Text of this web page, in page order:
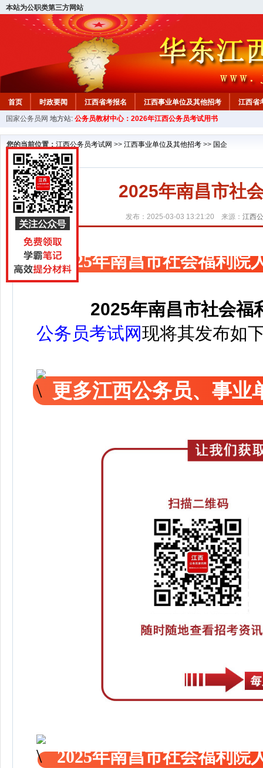
本站为公职类第三方网站
首页 时政要闻 江西省考报名 江西事业单位及其他招考 江西省
教材中心
国家公务员网 地方站: 公务员教材中心：2026年江西公务员考试用书
您的当前位置： 江西公务员考试网 >> 江西事业单位及其他招考 >> 国企
2025年南昌市社
发布：2025-03-03 13:21:20 来源： 江西
2025年南昌市社会福利院
2025年南昌市社会福
公务员考试网现将其发布如
更多江西公务员、事业
2025年南昌市社会福利院